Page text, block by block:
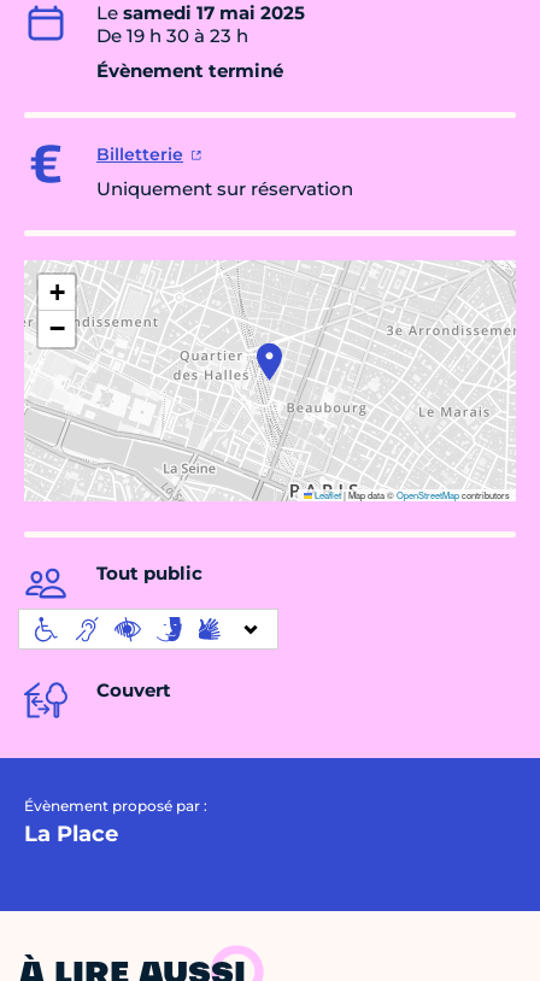
Le samedi 17 mai 2025
De 19 h 30 à 23 h
Évènement terminé
Billetterie
Uniquement sur réservation
+
−
Leaflet|Map data ©OpenStreetMapcontributors
Tout public
Couvert
Évènement proposé par :
La Place